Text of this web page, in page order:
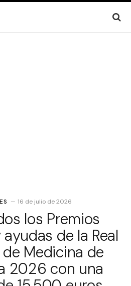
16 de julio de 2026
los Premios
de la Real
Medicina de
2026 con una